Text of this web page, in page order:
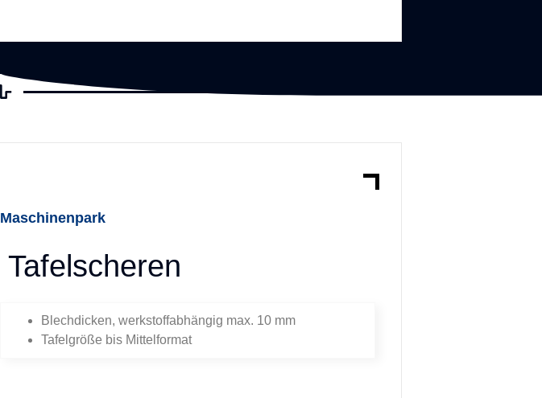
Maschinenpark
Tafelscheren
Blechdicken, werkstoffabhängig max. 10 mm
Tafelgröße bis Mittelformat